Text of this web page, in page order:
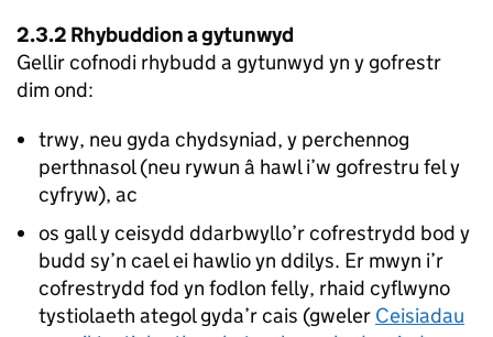
2.3.2 Rhybuddion a gytunwyd
Gellir cofnodi rhybudd a gytunwyd yn y gofrestr
dim ond:
trwy, neu gyda chydsyniad, y perchennog
perthnasol (neu rywun â hawl i’w gofrestru fel y
cyfryw), ac
os gall y ceisydd ddarbwyllo’r cofrestrydd bod y
budd sy’n cael ei hawlio yn ddilys. Er mwyn i’r
cofrestrydd fod yn fodlon felly, rhaid cyflwyno
tystiolaeth ategol gyda’r cais (gweler Ceisiadau